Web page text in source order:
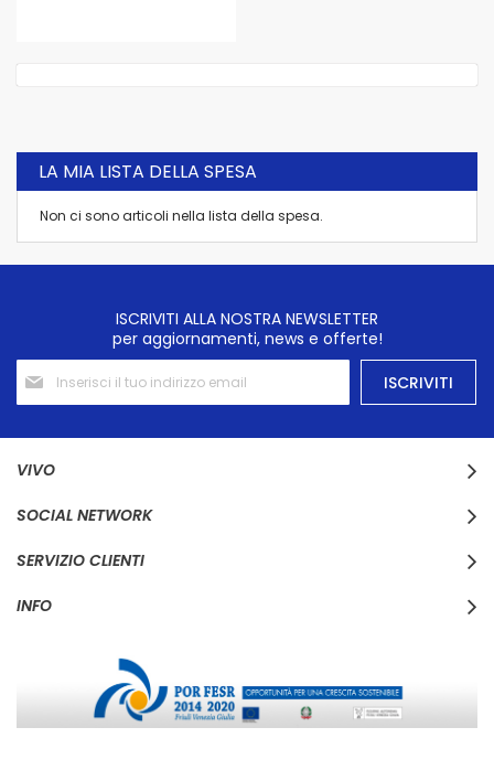
LA MIA LISTA DELLA SPESA
Non ci sono articoli nella lista della spesa.
ISCRIVITI ALLA NOSTRA NEWSLETTER
per aggiornamenti, news e offerte!
Iscriviti
alla
nostra
ISCRIVITI
VIVO
SOCIAL NETWORK
SERVIZIO CLIENTI
INFO